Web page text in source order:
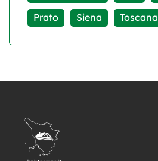
Prato
Siena Toscana